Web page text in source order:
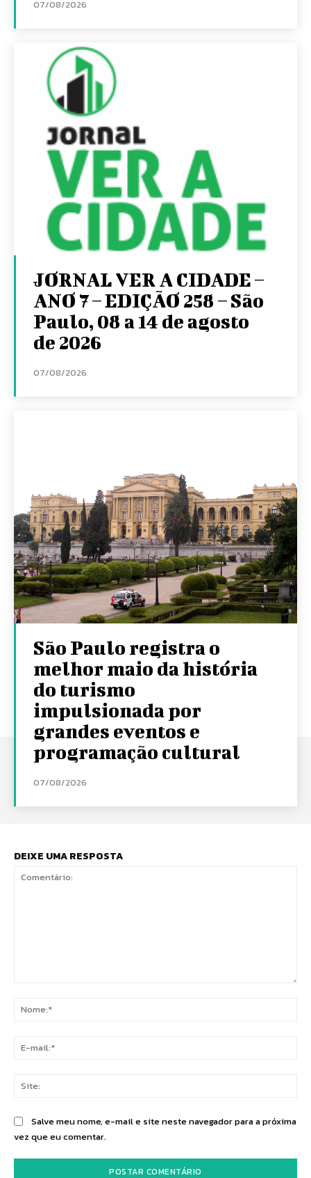
07/08/2026
JORNAL VER A CIDADE –
ANO 7 – EDIÇÃO 258 – São
Paulo, 08 a 14 de agosto
de 2026
07/08/2026
São Paulo registra o
melhor maio da história
do turismo
impulsionada por
grandes eventos e
programação cultural
07/08/2026
DEIXE UMA RESPOSTA
Salve meu nome, e-mail e site neste navegador para a próxima
vez que eu comentar.